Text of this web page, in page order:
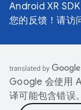
Android XR
您的反馈！请访
Google 会使用
译可能包含错误。